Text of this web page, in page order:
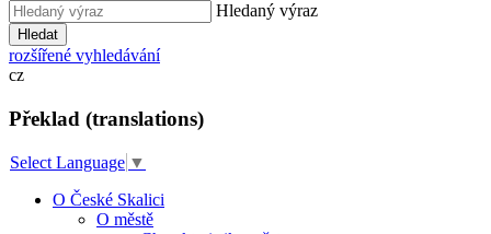
Hledaný výraz
Hledat
rozšířené vyhledávání
cz
Překlad (translations)
Select Language ▼
O České Skalici
O městě